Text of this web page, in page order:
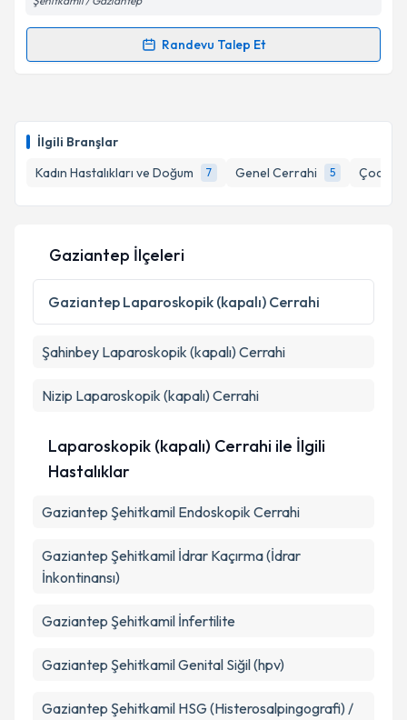
İlgili Branşlar
Kadın Hastalıkları ve Doğum
7 Genel Cerrahi 5 Çocuk
Takvim Talebini Gönder
Randevu Talep Et
Randevu Takvimi Talebi
takvim hazırlandığında e-posta ile bilgilendireceğiz.
Kişisel verilerimin işlenmesine ilişkinAydınlatma
Metni
'ni okudum ve kişisel verilerimin belirtilen
kapsamda işlenmesini kabul ediyorum.
Gaziantep İlçeleri
Gaziantep Laparoskopik (kapalı) Cerrahi
Şahinbey Laparoskopik (kapalı) Cerrahi
Nizip Laparoskopik (kapalı) Cerrahi
Laparoskopik (kapalı) Cerrahi ile İlgili
Hastalıklar
Gaziantep Şehitkamil Endoskopik Cerrahi
Gaziantep Şehitkamil İdrar Kaçırma (İdrar
İnkontinansı)
Gaziantep Şehitkamil İnfertilite
Gaziantep Şehitkamil Genital Siğil (hpv)
Gaziantep Şehitkamil HSG (Histerosalpingografi) /